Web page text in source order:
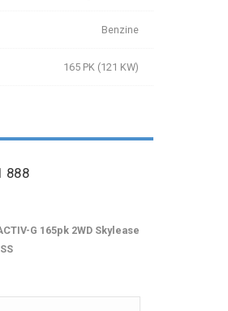
Benzine
165 PK (121 KW)
888
G 165pk 2WD Skylease